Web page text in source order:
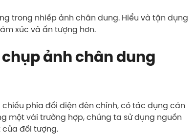
trong nhiếp ảnh chân dung. Hiểu và tận dụng
xúc và ấn tượng hơn.
ảnh chân dung
phía đối diện đèn chính, có tác dụng cản
một vài trường hợp, chúng ta sử dụng nguồn
đối tượng.